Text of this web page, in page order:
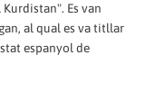
Es van
al qual es va titllar
espanyol de